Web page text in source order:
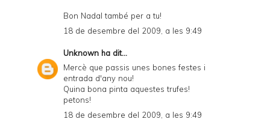
Bon Nadal també per a tu!
18 de desembre del 2009, a les 9:49
Unknown ha dit...
Mercè que passis unes bones festes i
entrada d'any nou!
Quina bona pinta aquestes trufes!
petons!
18 de desembre del 2009, a les 9:49